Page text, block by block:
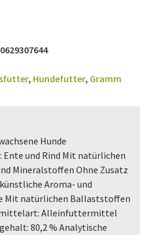
0629307644
, Hundefutter, Gramm
Hunde
Ente und Rind Mit natürlichen
Mineralstoffen Ohne Zusatz
Aroma- und
Mit natürlichen Ballaststoffen
Alleinfuttermittel
80,2 % Analytische